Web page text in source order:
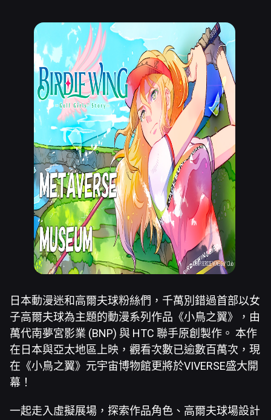
日本動漫迷和高爾夫球粉絲們，千萬別錯過首部以女
子高爾夫球為主題的動漫系列作品《小鳥之翼》，由
萬代南夢宮影業 (BNP) 與 HTC 聯手原創製作。 本作
在日本與亞太地區上映，觀看次數已逾數百萬次，現
在《小鳥之翼》元宇宙博物館更將於VIVERSE盛大開
幕！
一起走入虛擬展場，探索作品角色、高爾夫球場設計